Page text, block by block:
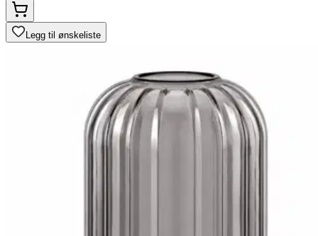
Legg til ønskeliste